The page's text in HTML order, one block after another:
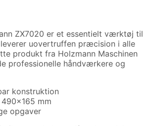
ZX7020 er et essentielt værktøj til
uovertruffen præcision i alle
produkt fra Holzmann Maschinen
professionelle håndværkere og
konstruktion
mm
opgaver